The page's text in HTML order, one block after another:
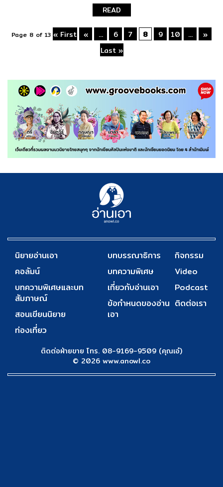
READ
Page 8 of 13 « First « ... 6 7 8 9 10 ...
»
Last »
นิยายอ่านเอา
คอลัมน์
บทความพิเศษและบท
สัมภาษณ์
สอนเขียนนิยาย
ท่องเที่ยว
บทบรรณาธิการ
บทความพิเศษ
เกี่ยวกับอ่านเอา
ข้อกำหนดของอ่าน
เอา
กิจกรรม
Video
Podcast
ติดต่อเรา
ติดต่อฝ่ายขาย โทร. 08-9169-9509 (คุณเอ๋)
© 2026 www.anowl.co